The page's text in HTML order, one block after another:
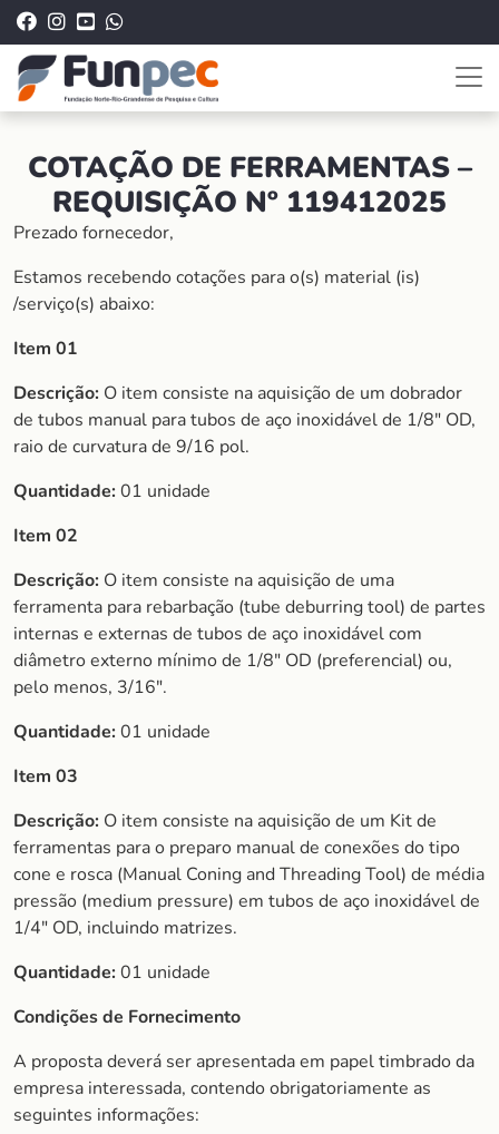
COTAÇÃO DE FERRAMENTAS –
REQUISIÇÃO Nº 119412025
Prezado fornecedor,
Estamos recebendo cotações para o(s) material (is)
/serviço(s) abaixo:
Item 01
Descrição: O item consiste na aquisição de um dobrador
de tubos manual para tubos de aço inoxidável de 1/8″ OD,
raio de curvatura de 9/16 pol.
Quantidade:01 unidade
Item 02
Descrição: O item consiste na aquisição de uma
ferramenta para rebarbação (tube deburring tool) de partes
internas e externas de tubos de aço inoxidável com
diâmetro externo mínimo de 1/8″ OD (preferencial) ou,
pelo menos, 3/16″.
Quantidade:01 unidade
Item 03
Descrição: O item consiste na aquisição de um Kit de
ferramentas para o preparo manual de conexões do tipo
cone e rosca (Manual Coning and Threading Tool) de média
pressão (medium pressure) em tubos de aço inoxidável de
1/4″ OD, incluindo matrizes.
Quantidade:01 unidade
Condições de Fornecimento
A proposta deverá ser apresentada em papel timbrado da
empresa interessada, contendo obrigatoriamente as
seguintes informações: